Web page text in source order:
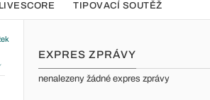
LIVESCORE TIPOVACÍ SOUTĚŽ
EXPRES ZPRÁVY
nenalezeny žádné expres zprávy